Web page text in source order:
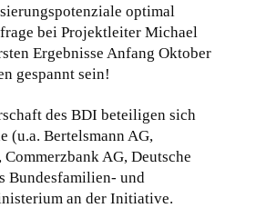
optimal
bei Projektleiter Michael
Ergebnisse Anfang Oktober
gespannt sein!
des BDI beteiligen sich
(u.a. Bertelsmann AG,
AG, Deutsche
Bundesfamilien- und
an der Initiative.